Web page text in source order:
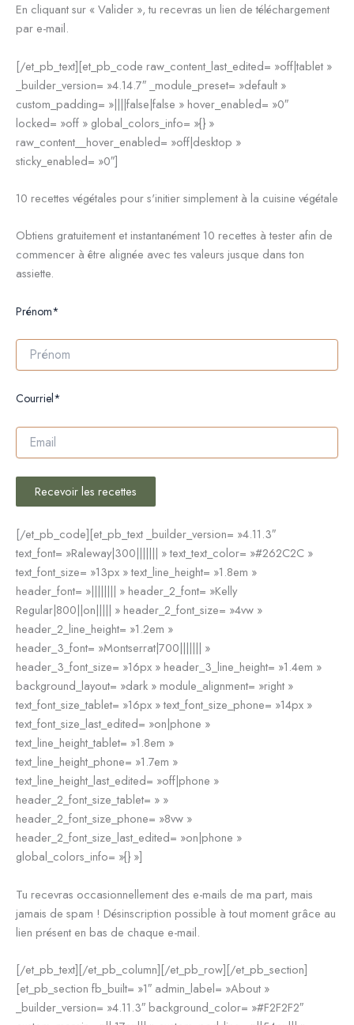
En cliquant sur « Valider », tu recevras un lien de téléchargement
par e-mail.
[/et_pb_text][et_pb_code raw_content_last_edited= »off|tablet »
_builder_version= »4.14.7″ _module_preset= »default »
custom_padding= »||||false|false » hover_enabled= »0″
locked= »off » global_colors_info= »{} »
raw_content__hover_enabled= »off|desktop »
sticky_enabled= »0″]
10 recettes végétales pour s'initier simplement à la cuisine végétale
Obtiens gratuitement et instantanément 10 recettes à tester afin de
commencer à être alignée avec tes valeurs jusque dans ton
assiette.
Prénom*
Courriel*
Recevoir les recettes
[/et_pb_code][et_pb_text _builder_version= »4.11.3″
text_font= »Raleway|300||||||| » text_text_color= »#262C2C »
text_font_size= »13px » text_line_height= »1.8em »
header_font= »|||||||| » header_2_font= »Kelly
Regular|800||on||||| » header_2_font_size= »4vw »
header_2_line_height= »1.2em »
header_3_font= »Montserrat|700||||||| »
header_3_font_size= »16px » header_3_line_height= »1.4em »
background_layout= »dark » module_alignment= »right »
text_font_size_tablet= »16px » text_font_size_phone= »14px »
text_font_size_last_edited= »on|phone »
text_line_height_tablet= »1.8em »
text_line_height_phone= »1.7em »
text_line_height_last_edited= »off|phone »
header_2_font_size_tablet= » »
header_2_font_size_phone= »8vw »
header_2_font_size_last_edited= »on|phone »
global_colors_info= »{} »]
Tu recevras occasionnellement des e-mails de ma part, mais
jamais de spam ! Désinscription possible à tout moment grâce au
lien présent en bas de chaque e-mail.
[/et_pb_text][/et_pb_column][/et_pb_row][/et_pb_section]
[et_pb_section fb_built= »1″ admin_label= »About »
_builder_version= »4.11.3″ background_color= »#F2F2F2″